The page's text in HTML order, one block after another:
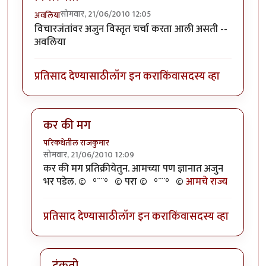
अवलियासोमवार, 21/06/2010 12:05
विचारजंतांवर अजुन विस्तृत चर्चा करता आली असती --
अवलिया
प्रतिसाद देण्यासाठीलॉग इन कराकिंवासदस्य व्हा
कर की मग
परिकथेतील राजकुमार
सोमवार, 21/06/2010 12:09
In reply toविचारजंताbyअवलिया
कर की मग प्रतिक्रीयेतुन. आमच्या पण ज्ञानात अजुन
भर पडेल. ©º°¨¨°º© परा ©º°¨¨°º©आमचे राज्य
प्रतिसाद देण्यासाठीलॉग इन कराकिंवासदस्य व्हा